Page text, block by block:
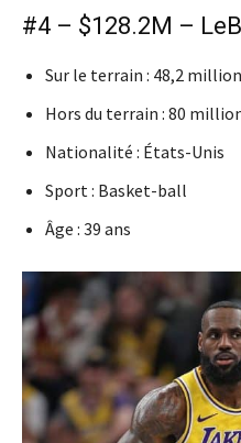
#4 – $128.2M –
Sur le terrain : 48,2
Hors du terrain : 80
Nationalité : États-Unis
Sport : Basket-ball
Âge : 39 ans